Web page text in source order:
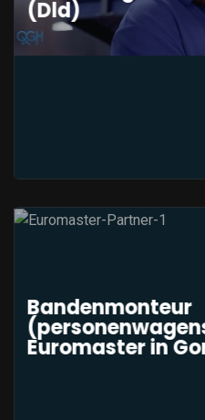
(Dld)
Bandenmonteur
Euromaster in